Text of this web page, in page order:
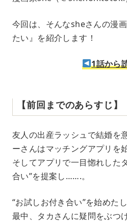
今回は、そんなsheさんの漫
たい』を紹介します！
1話から
【前回までのあらすじ】
友人の出産ラッシュで結婚を
ーさんはマッチングアプリを
そしてアプリで一目惚れした
合い”を提案し…….。
“お試しお付き合い”を始めた
最中、タカさんに疑問をぶつ